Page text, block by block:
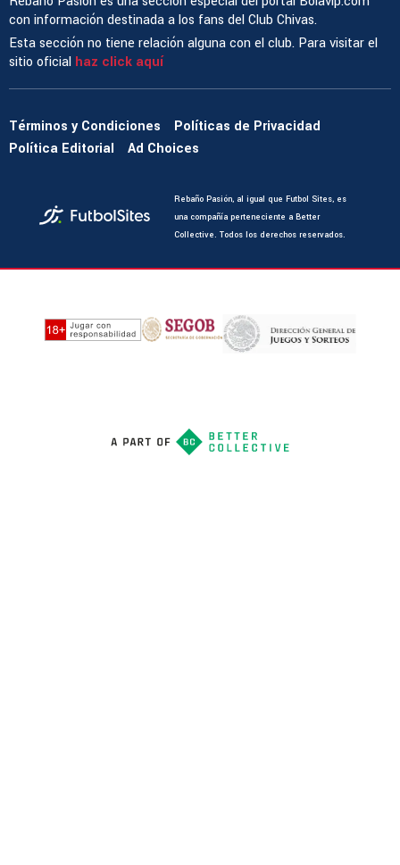
con información destinada a los fans del Club Chivas.
Esta sección no tiene relación alguna con el club. Para visitar el
sitio oficial haz click aquí
Términos y Condiciones
Políticas de Privacidad
Política Editorial
Ad Choices
Rebaño Pasión, al igual que Futbol Sites, es
una compañía perteneciente a Better
Collective. Todos los derechos reservados.